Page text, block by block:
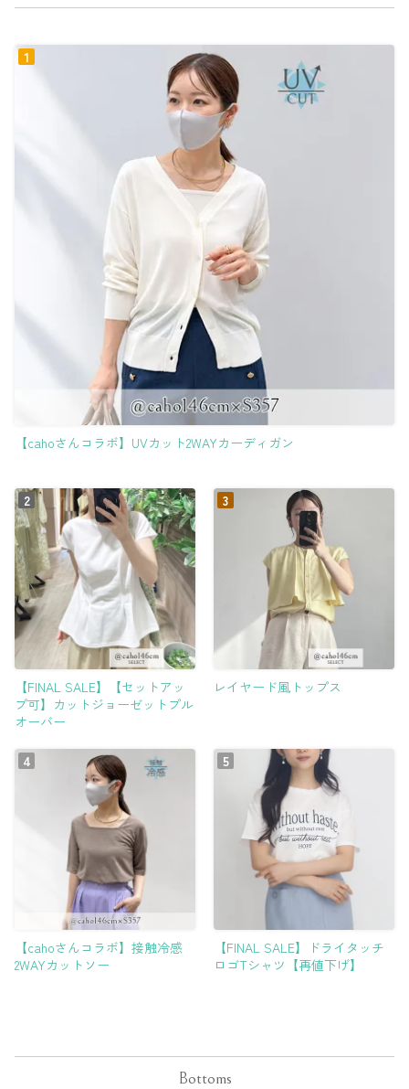
【cahoさんコラボ】UVカット2WAYカーディガン
【FINAL SALE】【セットアッ
プ可】カットジョーゼットプル
オーバー
レイヤード風トップス
【cahoさんコラボ】接触冷感
2WAYカットソー
【FINAL SALE】ドライタッチ
ロゴTシャツ【再値下げ】
Bottoms